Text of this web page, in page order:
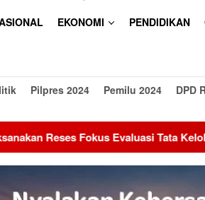
EKONOMI PENDIDIKAN
Pilpres 2024 Pemilu 2024 DPD
Evaluasi Tata Kelola Desa di